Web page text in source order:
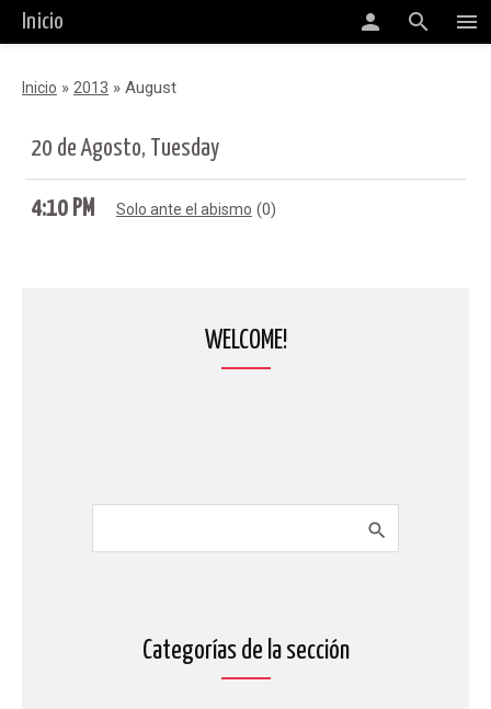
menu
search
person
Inicio
Inicio » 2013 » August
20 de Agosto, Tuesday
4:10 PM Solo ante el abismo (0)
WELCOME!
Categorías de la sección